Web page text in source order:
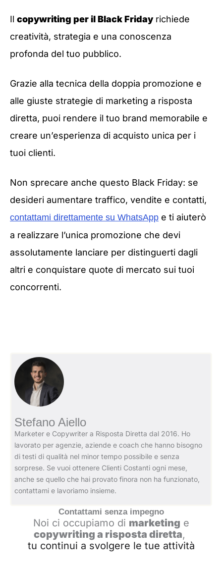
Il copywriting per il Black Fridayrichiede
creatività, strategia e una conoscenza
profonda del tuo pubblico.
Grazie alla tecnica della doppia promozione e
alle giuste strategie di marketing a risposta
diretta, puoi rendere il tuo brand memorabile e
creare un’esperienza di acquisto unica per i
tuoi clienti.
Non sprecare anche questo Black Friday: se
desideri aumentare traffico, vendite e contatti,
contattami direttamente su WhatsApp e ti aiuterò
a realizzare l’unica promozione che devi
assolutamente lanciare per distinguerti dagli
altri e conquistare quote di mercato sui tuoi
concorrenti.
Stefano Aiello
Marketer e Copywriter a Risposta Diretta dal 2016. Ho
lavorato per agenzie, aziende e coach che hanno bisogno
di testi di qualità nel minor tempo possibile e senza
sorprese. Se vuoi ottenere Clienti Costanti ogni mese,
anche se quello che hai provato finora non ha funzionato,
contattami e lavoriamo insieme.
Contattami senza impegno
Noi ci occupiamo di marketing e
copywriting a risposta diretta,
tu continui a svolgere le tue attività